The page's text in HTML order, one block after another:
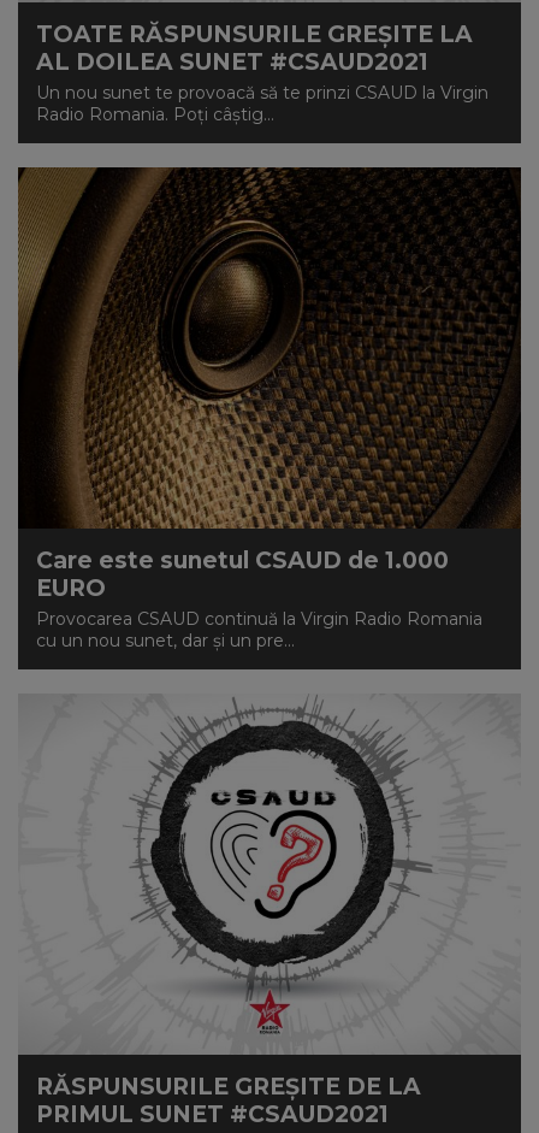
TOATE RĂSPUNSURILE GREȘITE LA
AL DOILEA SUNET #CSAUD2021
Un nou sunet te provoacă să te prinzi CSAUD la Virgin
Radio Romania. Poți câștig...
Care este sunetul CSAUD de 1.000
EURO
Provocarea CSAUD continuă la Virgin Radio Romania
cu un nou sunet, dar și un pre...
RĂSPUNSURILE GREȘITE DE LA
PRIMUL SUNET #CSAUD2021